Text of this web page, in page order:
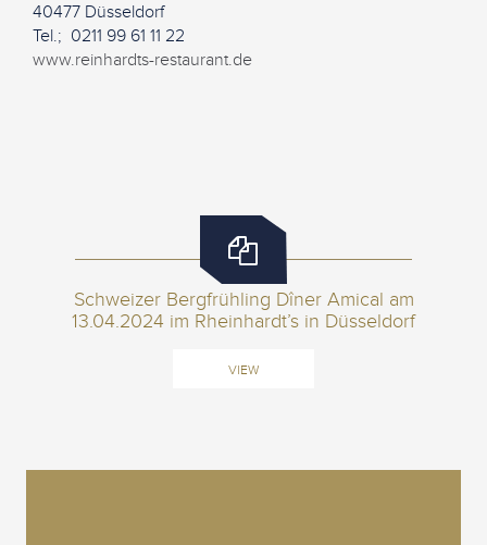
40477 Düsseldorf
Tel.; 0211 99 61 11 22
www.reinhardts-restaurant.de
Schweizer Bergfrühling Dîner Amical am
13.04.2024 im Rheinhardt’s in Düsseldorf
VIEW